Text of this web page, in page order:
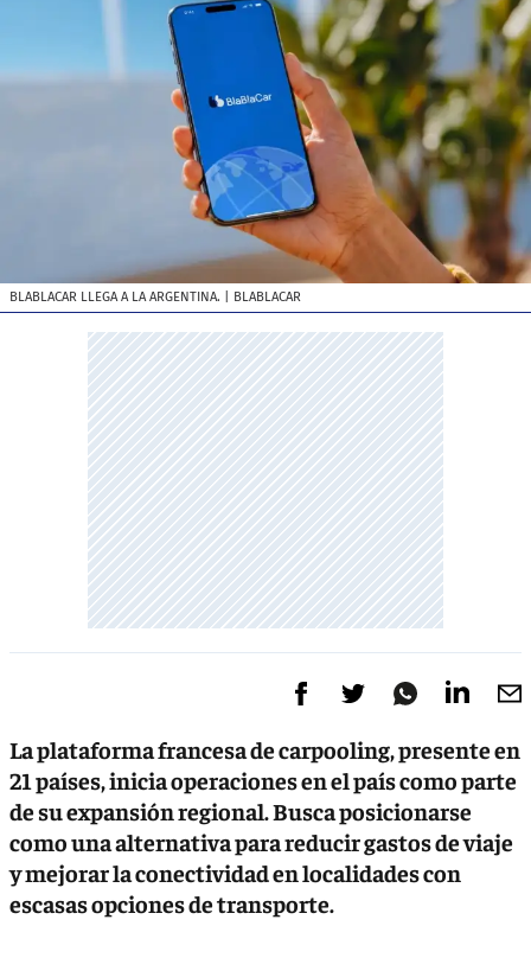
BLABLACAR LLEGA A LA ARGENTINA. | BLABLACAR
La plataforma francesa de carpooling, presente en
21 países, inicia operaciones en el país como parte
de su expansión regional. Busca posicionarse
como una alternativa para reducir gastos de viaje
y mejorar la conectividad en localidades con
escasas opciones de transporte.